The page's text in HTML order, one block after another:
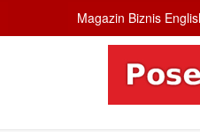
Magazin Biznis